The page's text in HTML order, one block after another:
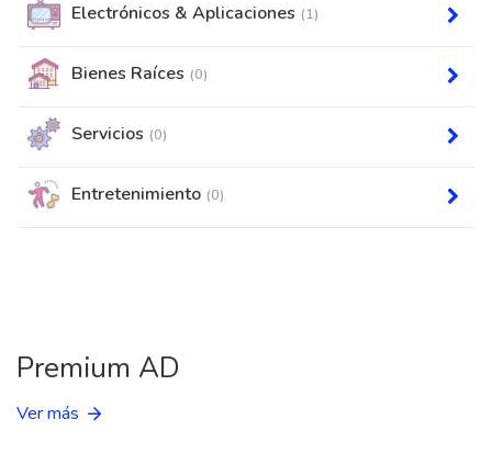
Electrónicos & Aplicaciones (1)
Bienes Raíces (0)
Servicios (0)
Entretenimiento (0)
Premium AD
Ver más